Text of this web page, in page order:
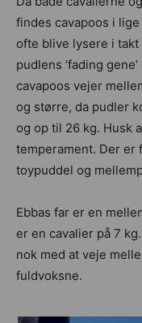
findes cavapoos i
ofte blive lysere i
pudlens ‘fading
cavapoos vejer
og større, da pudler
og op til 26 kg.
temperament. Der er
toypuddel og
Ebbas far er en
er en cavalier på 7
nok med at veje
fuldvoksne.